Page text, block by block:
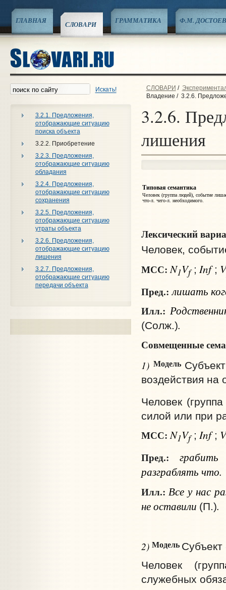
ГЛАВНАЯ СЛОВАРИ ГРАММАТИКА Ф.М.
Искать!
3.2.1. Предложения,
отображающие ситуацию
поиска объекта
3.2.2. Приобретение
3.2.3. Предложения,
отображающие ситуацию
обладания
3.2.4. Предложения,
отображающие ситуацию
сохранения
3.2.5. Предложения,
отображающие ситуацию
утраты объекта
3.2.6. Предложения,
отображающие ситуацию
лишения
3.2.7. Предложения,
отображающие ситуацию
передачи объекта
СЛОВАРИ /
Владение / 3.2.6.
3.2.6.
лишения
Типовая семантика
Человек (группа людей), событие
что‑л. чего‑л. необходимого.
Лексический
Человек,
МСС: N1Vf; Inf; V
Пред.: лишать
Илл.:
(Солж.).
Совмещенные
1) Модель
воздействия на
Человек
силой или при
МСС: N1Vf; Inf; V
Пред.:
разграблять что.
Илл.: Все у нас
не оставили (П.).
2) Модель
Человек
служебных